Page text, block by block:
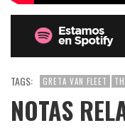
TAGS: GRETA VAN FLEET
NOTAS